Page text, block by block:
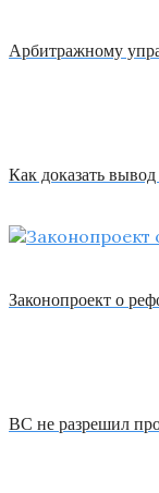
Арбитражному
Как доказать
Законопроект о
ВС не разрешил